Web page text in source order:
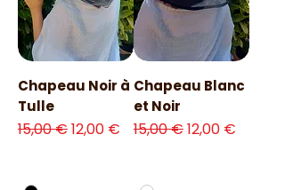
Chapeau Noir à
Tulle
Prix original
15,00 €Prix promotionnel
12,00 €
Chapeau Blanc
et Noir
Prix original
15,00 €Prix
12,00 €